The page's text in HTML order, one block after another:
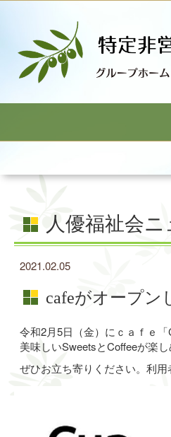
人優福祉会ニ
2021.02.05
cafeがオープン
令和2月5日（金）にｃａｆｅ「
美味しいSweetsとCoffeeが楽
ぜひお立ち寄りください。利